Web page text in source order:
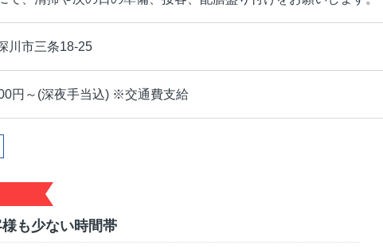
川市三条18-25
円～(深夜手当込) ※交通費支給
も少ない時間帯